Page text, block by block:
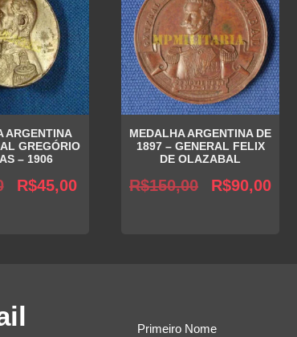
ARGENTINA
GREGÓRIO
– 1906
O
R$45,00O
MEDALHA ARGENTINA DE
1897 – GENERAL FELIX
DE OLAZABAL
R$150,00
O
R$90,00O
Primeiro Nome